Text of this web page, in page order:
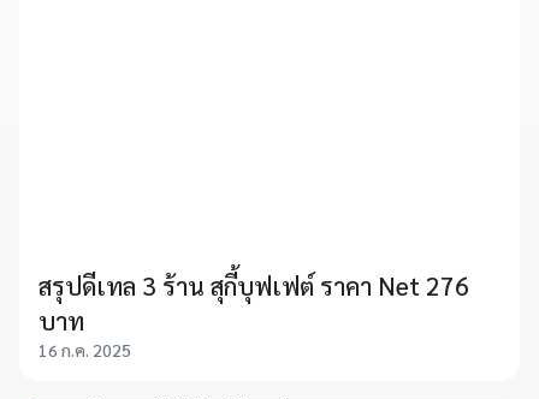
สรุปดีเทล 3 ร้าน สุกี้บุฟเฟต์ ราคา Net 276
บาท
16 ก.ค. 2025